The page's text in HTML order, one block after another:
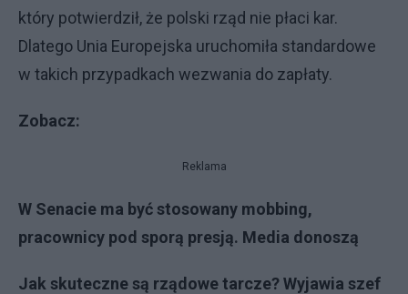
który potwierdził, że polski rząd nie płaci kar.
Dlatego Unia Europejska uruchomiła standardowe
w takich przypadkach wezwania do zapłaty.
Zobacz:
Reklama
W Senacie ma być stosowany mobbing,
pracownicy pod sporą presją. Media donoszą
Jak skuteczne są rządowe tarcze? Wyjawia szef